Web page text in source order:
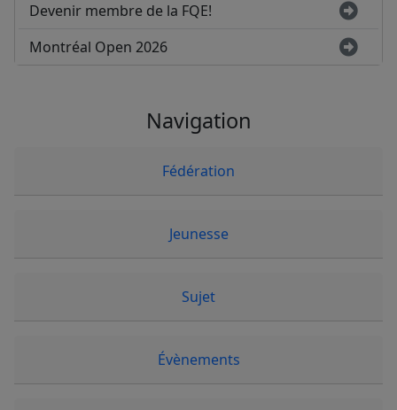
Devenir membre de la FQE!
Montréal Open 2026
Navigation
Fédération
Jeunesse
Sujet
Évènements